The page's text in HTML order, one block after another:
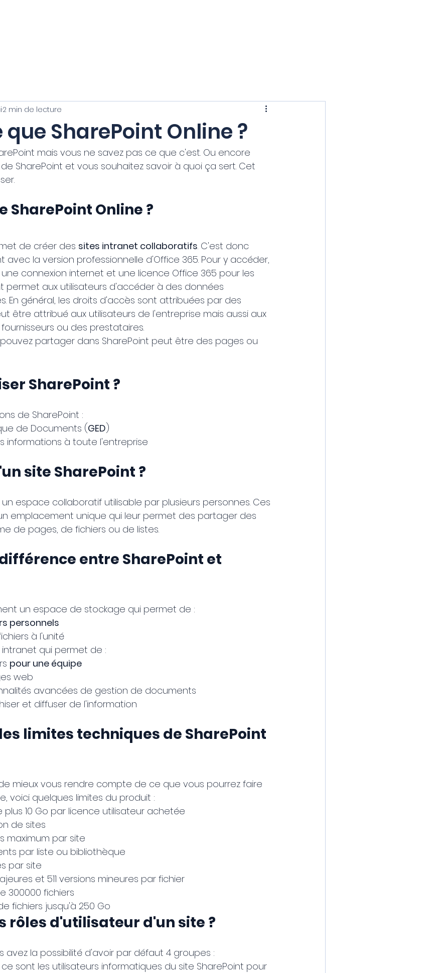
SharePoint Online ?
2 min de lecture
mais vous ne savez pas ce que c'est. Ou encore
SharePoint et vous souhaitez savoir à quoi ça sert. Cet
SharePoint Online ?
de créer des sites intranet collaboratifs. C'est donc
avec la version professionnelle d'Office 365. Pour y accéder,
connexion internet et une licence Office 365 pour les
permet aux utilisateurs d'accéder à des données
En général, les droits d'accès sont attribuées par des
être attribué aux utilisateurs de l'entreprise mais aussi aux
ou des prestataires.
partager dans SharePoint peut être des pages ou
SharePoint ?
de SharePoint :
de Documents (GED)
informations à toute l'entreprise
site SharePoint ?
un espace collaboratif utilisable par plusieurs personnes. Ces
emplacement unique qui leur permet des partager des
de pages, de fichiers ou de listes.
entre SharePoint et
un espace de stockage qui permet de :
personnels
à l'unité
qui permet de :
pour une équipe
web
avancées de gestion de documents
et diffuser de l'information
limites techniques de SharePoint
mieux vous rendre compte de ce que vous pourrez faire
voici quelques limites du produit :
plus 10 Go par licence utilisateur achetée
de sites
maximum par site
par liste ou bibliothèque
par site
et 511 versions mineures par fichier
300000 fichiers
fichiers jusqu'à 250 Go
rôles d'utilisateur d'un site ?
avez la possibilité d'avoir par défaut 4 groupes :
ce sont les utilisateurs informatiques du site SharePoint pour